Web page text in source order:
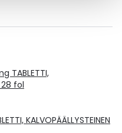
TABLETTI,
28 fol
KALVOPÄÄLLYSTEINEN